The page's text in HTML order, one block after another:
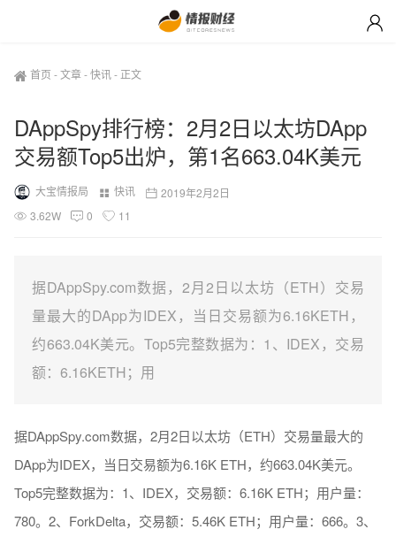
首页 -文章-快讯- 正文
DAppSpy排行榜：2月2日以太坊DApp
交易额Top5出炉，第1名663.04K美元
大宝情报局 快讯
2019年2月2日
3.62W
0 11
据DAppSpy.com数据，2月2日以太坊（ETH）交易
量最大的DApp为IDEX，当日交易额为6.16KETH，
约663.04K美元。Top5完整数据为：1、IDEX，交易
额：6.16KETH；用
据DAppSpy.com数据，2月2日以太坊（ETH）交易量最大的
DApp为IDEX，当日交易额为6.16K ETH，约663.04K美元。
Top5完整数据为：1、IDEX，交易额：6.16K ETH；用户量：
780。2、ForkDelta，交易额：5.46K ETH；用户量：666。3、